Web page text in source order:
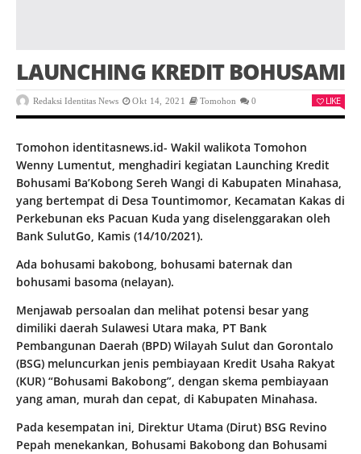
LAUNCHING KREDIT BOHUSAMI
Redaksi Identitas News Okt 14, 2021 Tomohon 0 LIKE
Tomohon identitasnews.id- Wakil walikota Tomohon
Wenny Lumentut, menghadiri kegiatan Launching Kredit
Bohusami Ba’Kobong Sereh Wangi di Kabupaten Minahasa,
yang bertempat di Desa Tountimomor, Kecamatan Kakas di
Perkebunan eks Pacuan Kuda yang diselenggarakan oleh
Bank SulutGo, Kamis (14/10/2021).
Ada bohusami bakobong, bohusami baternak dan
bohusami basoma (nelayan).
Menjawab persoalan dan melihat potensi besar yang
dimiliki daerah Sulawesi Utara maka, PT Bank
Pembangunan Daerah (BPD) Wilayah Sulut dan Gorontalo
(BSG) meluncurkan jenis pembiayaan Kredit Usaha Rakyat
(KUR) “Bohusami Bakobong”, dengan skema pembiayaan
yang aman, murah dan cepat, di Kabupaten Minahasa.
Pada kesempatan ini, Direktur Utama (Dirut) BSG Revino
Pepah menekankan, Bohusami Bakobong dan Bohusami